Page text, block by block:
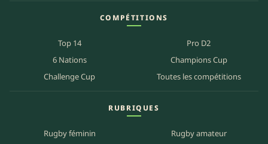
COMPÉTITIONS
Top 14
Pro D2
6 Nations
Champions Cup
Challenge Cup
Toutes les compétitions
RUBRIQUES
Rugby féminin
Rugby amateur